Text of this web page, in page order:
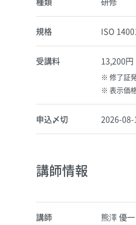
規格 ISO
受講料 13,200円
修了証
表示価
申込〆切 2026-08-
講師情報
講師 熊澤 優